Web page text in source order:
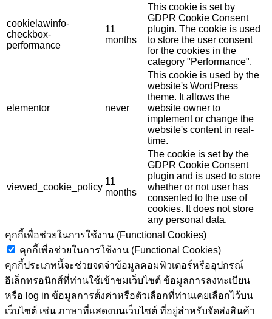
cookielawinfo-
checkbox-
performance
11
months
This cookie is set by
GDPR Cookie Consent
plugin. The cookie is used
to store the user consent
for the cookies in the
category "Performance".
elementor never
This cookie is used by the
website's WordPress
theme. It allows the
website owner to
implement or change the
website's content in real-
time.
viewed_cookie_policy
11
months
The cookie is set by the
GDPR Cookie Consent
plugin and is used to store
whether or not user has
consented to the use of
cookies. It does not store
any personal data.
คุกกี้เพื่อช่วยในการใช้งาน (Functional Cookies)
คุกกี้เพื่อช่วยในการใช้งาน (Functional Cookies)
คุกกี้ประเภทนี้จะช่วยจดจำข้อมูลคอมพิวเตอร์หรืออุปกรณ์
อิเล็กทรอนิกส์ที่ท่านใช้เข้าชมเว็บไซต์ ข้อมูลการลงทะเบียน
หรือ log in ข้อมูลการตั้งค่าหรือตัวเลือกที่ท่านเคยเลือกไว้บน
เว็บไซต์ เช่น ภาษาที่แสดงบนเว็บไซต์ ที่อยู่สำหรับจัดส่งสินค้า